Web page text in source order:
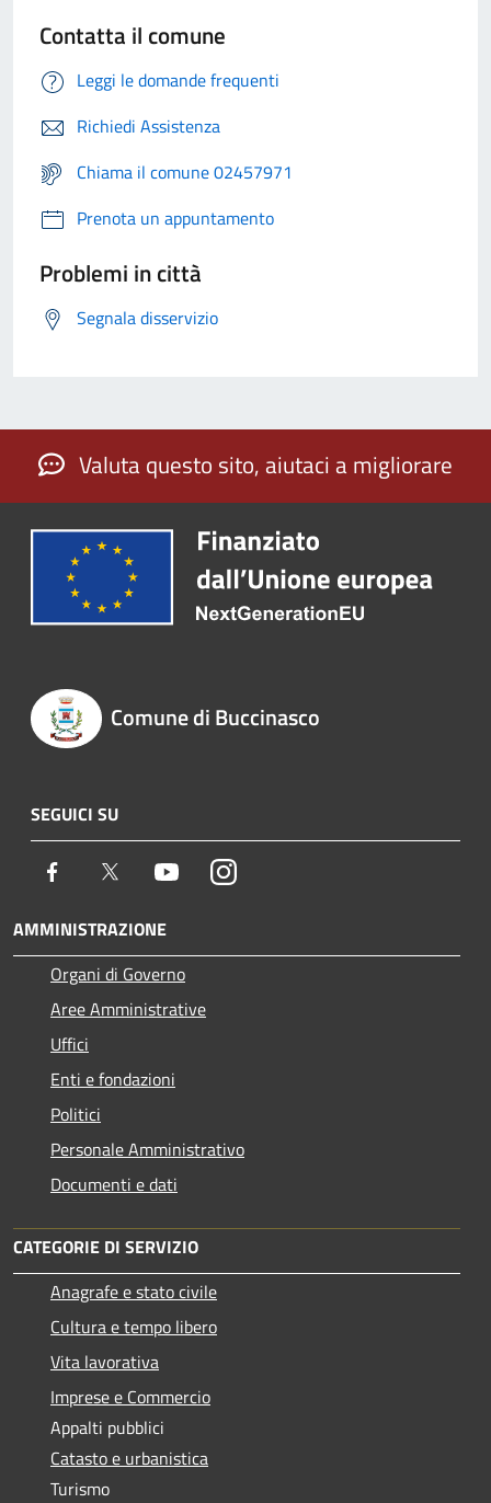
Contatta il comune
Leggi le domande frequenti
Richiedi Assistenza
Chiama il comune 02457971
Prenota un appuntamento
Problemi in città
Segnala disservizio
Valuta questo sito, aiutaci a migliorare
Comune di Buccinasco
SEGUICI SU
Facebook Twitter YoutubeInstagram
AMMINISTRAZIONE
Organi di Governo
Aree Amministrative
Uffici
Enti e fondazioni
Politici
Personale Amministrativo
Documenti e dati
CATEGORIE DI SERVIZIO
Anagrafe e stato civile
Cultura e tempo libero
Vita lavorativa
Imprese e Commercio
Appalti pubblici
Catasto e urbanistica
Turismo